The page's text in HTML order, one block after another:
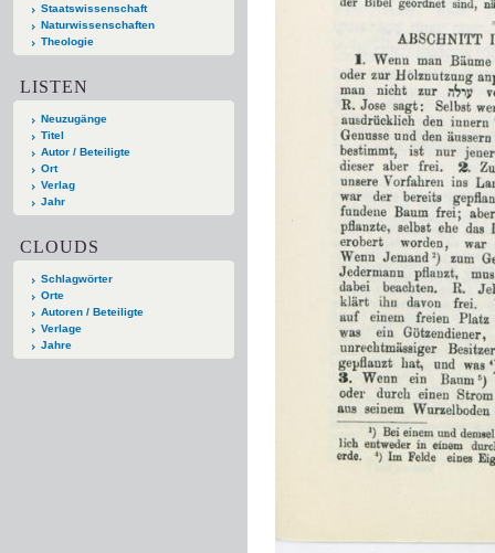
Staatswissenschaft
Naturwissenschaften
Theologie
LISTEN
Neuzugänge
Titel
Autor / Beteiligte
Ort
Verlag
Jahr
CLOUDS
Schlagwörter
Orte
Autoren / Beteiligte
Verlage
Jahre